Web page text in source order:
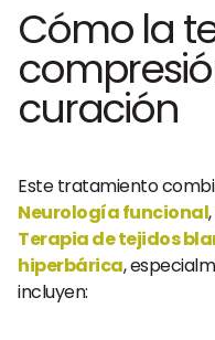
Cómo la
curación
Este tratamiento
Neurología funcional,
Terapia de tejidos
hiperbárica,
incluyen: